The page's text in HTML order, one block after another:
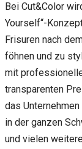
Bei Cut&Color
Yourself“-
Frisuren nach
föhnen und zu
mit
transparenten
das
in der ganzen
und vielen